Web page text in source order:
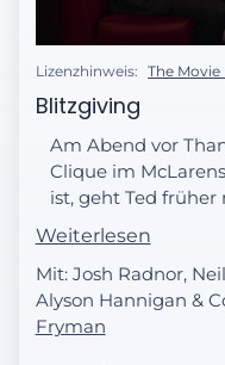
Lizenzhinweis: The Movie
Blitzgiving
Am Abend vor
Clique im
ist, geht Ted früher
nächsten Morgen
Freunde, was er in
für verrückte
begeistert von den
Kumpel Steve,
Weiterlesen
Mit: Josh Radnor,
Alyson Hannigan &
Fryman